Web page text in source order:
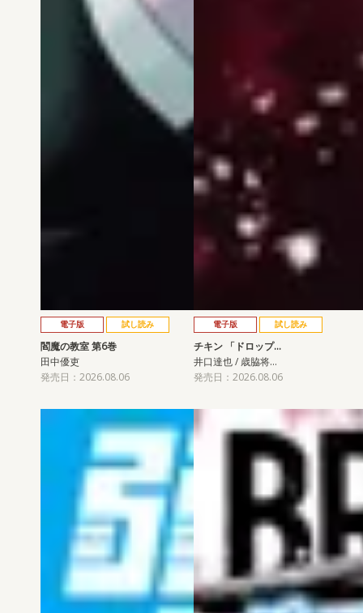
電子版 試し読み
閻魔の教室 第6巻
田中優吏
発売日：2026.08.06
電子版 試し読み
チキン 「ドロップ…
井口達也 / 歳脇将…
発売日：2026.08.06